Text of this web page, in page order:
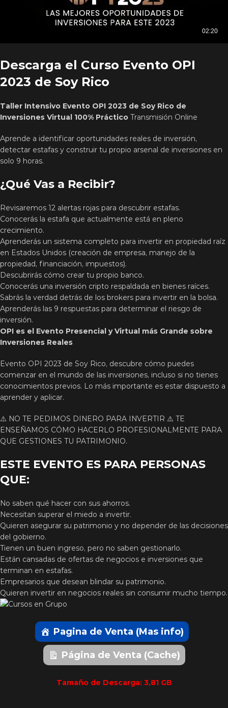
Descarga el Curso Evento OPI
2023 de Soy Rico
Taller Intensivo Evento OPI 2023 de Soy Rico de
Inversiones Virtual 100% Práctico Transmisión Online
Aprende a identificar oportunidades reales de inversión,
detectar estafas y construir tu propio arsenal de inversiones en
solo 9 horas.
¿Qué Vas a Recibir?
Revisaremos 12 alertas rojas para descubrir estafas.
Conocerás la estafa que actualmente está en pleno
crecimiento.
Aprenderás un sistema completo para invertir en propiedad raíz
en Estados Unidos (creación de empresa, manejo de la
propiedad, financiación, impuestos).
Descubrirás cómo crear tu propio banco.
Conocerás una inversión cripto respaldada en bienes raíces.
Sabrás la verdad detrás de los brokers para invertir en la bolsa.
Aprenderás las 9 respuestas para determinar el riesgo de
inversión.
OPI es el Evento Presencial y Virtual más Grande sobre
Inversiones Reales
Evento OPI 2023 de Soy Rico, descubre cómo puedes
comenzar en el mundo de las inversiones, incluso si no tienes
conocimientos previos. Lo más importante es estar dispuesto a
aprender y aplicar.
⚠️ NO TE PEDIMOS DINERO PARA INVERTIR ⚠️ TE
ENSEÑAMOS CÓMO HACERLO PROFESIONALMENTE PARA
QUE GESTIONES TU PATRIMONIO.
ESTE EVENTO ES PARA PERSONAS
QUE:
No saben qué hacer con sus ahorros.
Necesitan superar el miedo a invertir.
Quieren asegurar su patrimonio y no depender de las decisiones
del gobierno.
Tienen un buen ingreso, pero no saben gestionarlo.
Están cansadas de ofertas de negocios e inversiones que
terminan en estafas.
Empresarios que desean blindar su patrimonio.
Quieren invertir en negocios reales sin consumir mucho tiempo.
Pagina de Venta (Mas info)
Página de Venta (Cache)
Tamaño de Descarga: 3,81 GB